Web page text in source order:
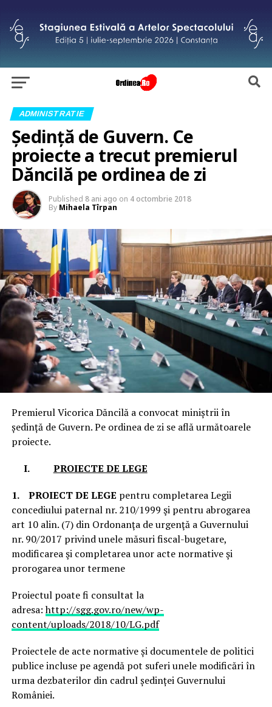
ADMINISTRATIE
Ședință de Guvern. Ce
proiecte a trecut premierul
Dăncilă pe ordinea de zi
Published 8 ani ago on 4 octombrie 2018
By Mihaela Tîrpan
Premierul Vicorica Dăncilă a convocat miniștrii în
ședință de Guvern. Pe ordinea de zi se află următoarele
proiecte.
I. PROIECTE DE LEGE
1. PROIECT DE LEGE pentru completarea Legii
concediului paternal nr. 210/1999 şi pentru abrogarea
art 10 alin. (7) din Ordonanţa de urgenţă a Guvernului
nr. 90/2017 privind unele măsuri fiscal-bugetare,
modificarea şi completarea unor acte normative şi
prorogarea unor termene
Proiectul poate fi consultat la
adresa:http://sgg.gov.ro/new/wp-
content/uploads/2018/10/LG.pdf
Proiectele de acte normative și documentele de politici
publice incluse pe agendă pot suferi unele modificări în
urma dezbaterilor din cadrul ședinței Guvernului
României.